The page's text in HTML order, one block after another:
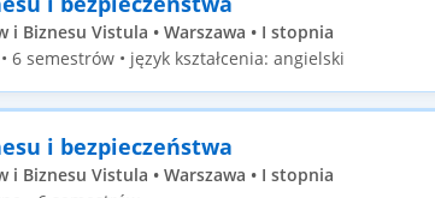
i Biznesu Vistula • Warszawa • I stopnia
6 semestrów • język kształcenia: angielski
i bezpieczeństwa
i Biznesu Vistula • Warszawa • I stopnia